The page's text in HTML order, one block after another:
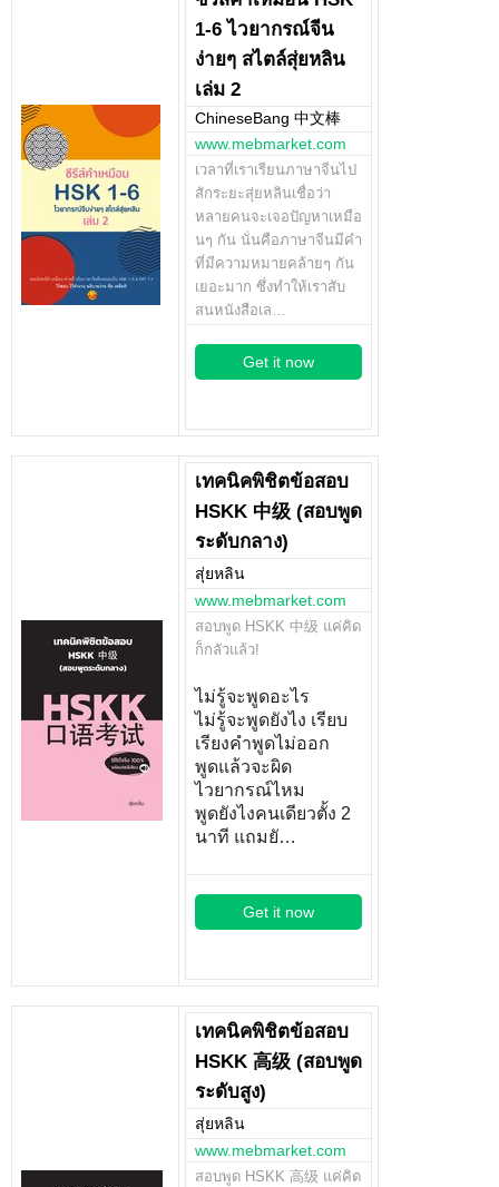
1-6 ไวยากรณ์จีน
ง่ายๆ สไตล์สุ่ยหลิน
เล่ม 2
ChineseBang 中文棒
www.mebmarket.com
เวลาที่เราเรียนภาษาจีนไป
สักระยะสุ่ยหลินเชื่อว่า
หลายคนจะเจอปัญหาเหมือ
นๆ กัน นั่นคือภาษาจีนมีคำ
ที่มีความหมายคล้ายๆ กัน
เยอะมาก ซึ่งทำให้เราสับ
สนหนังสือเล…
Get it now
เทคนิคพิชิตข้อสอบ
HSKK 中级 (สอบพูด
ระดับกลาง)
สุ่ยหลิน
www.mebmarket.com
สอบพูด HSKK 中级 แค่คิด
ก็กลัวแล้ว!
ไม่รู้จะพูดอะไร
ไม่รู้จะพูดยังไง เรียบ
เรียงคำพูดไม่ออก
พูดแล้วจะผิด
ไวยากรณ์ไหม
พูดยังไงคนเดียวตั้ง 2
นาที แถมยั…
Get it now
เทคนิคพิชิตข้อสอบ
HSKK 高级 (สอบพูด
ระดับสูง)
สุ่ยหลิน
www.mebmarket.com
สอบพูด HSKK 高级 แค่คิด